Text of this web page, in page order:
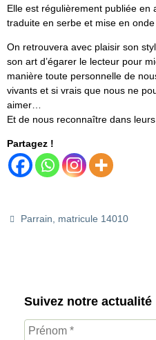
Elle est régulièrement publiée en
traduite en serbe et mise en onde
On retrouvera avec plaisir son
son art d’égarer le lecteur pour
manière toute personnelle de
vivants et si vrais que nous ne
aimer…
Et de nous reconnaître dans
Partagez !
Parrain, matricule 14010
Suivez notre actualité